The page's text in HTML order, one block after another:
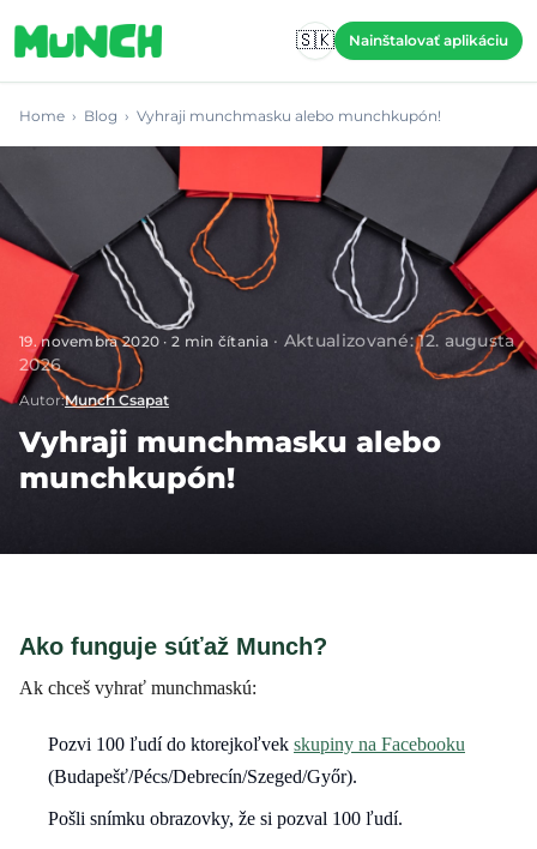
🇸🇰
Nainštalovať aplikáciu
Home › Blog › Vyhraji munchmasku alebo munchkupón!
19. novembra 2020 ·2 min čítania· Aktualizované:12. augusta
2026
Autor:Munch Csapat
Vyhraji munchmasku alebo
munchkupón!
Ako funguje súťaž Munch?
Ak chceš vyhrať munchmaskú:
Pozvi 100 ľudí do ktorejkoľvek skupiny na Facebooku
(Budapešť/Pécs/Debrecín/Szeged/Győr).
Pošli snímku obrazovky, že si pozval 100 ľudí.